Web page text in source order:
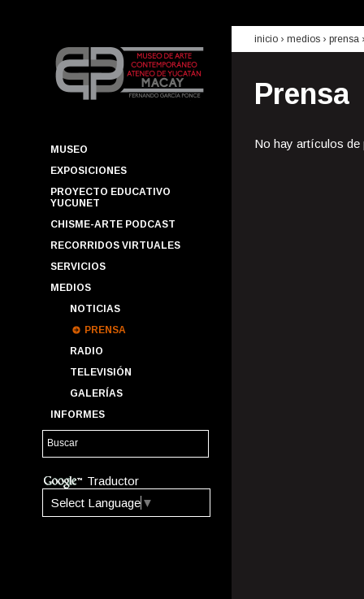
MUSEO
EXPOSICIONES
PROYECTO EDUCATIVO
YUCUNET
CHISME-ARTE PODCAST
RECORRIDOS VIRTUALES
SERVICIOS
MEDIOS
NOTICIAS
PRENSA
RADIO
TELEVISIÓN
GALERÍAS
INFORMES
Traductor
Select Language ▼
inicio › medios › prensa
Prensa
No hay artículos de